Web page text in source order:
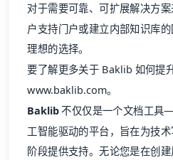
对于需要可靠、可扩展解决方
户支持门户或建立内部知识库
理想的选择。
要了解更多关于 Baklib 如何提
www.baklib.com。
Baklib不仅仅是一个文档工具
工智能驱动的平台，旨在为技
阶段提供支持。无论您是在创